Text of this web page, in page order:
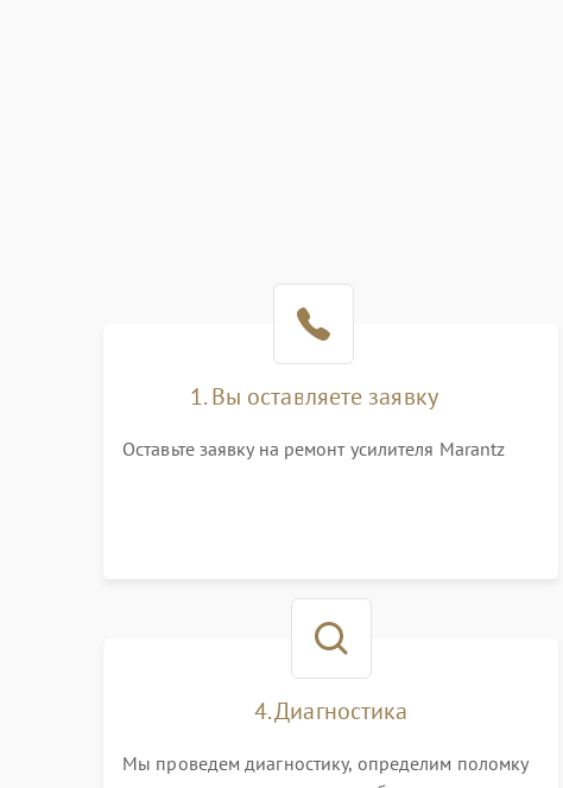
1. Вы оставляете заявку
Оставьте заявку на ремонт усилителя Marantz
4. Диагностика
Мы проведем диагностику, определим поломку